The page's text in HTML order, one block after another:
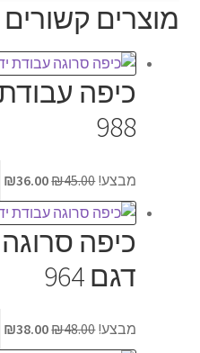
מוצרים קשורים
988
מבצע! ₪45.00
היה:
₪45.00.
₪36.00
דגם 964
מבצע! ₪48.00
₪38.00